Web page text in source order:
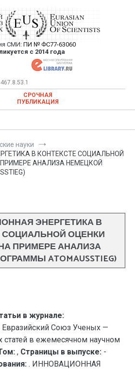
Союз Ученых —
научных статей в
научном журнале
СМИ: ПИ № ФС77-63060
с 2014 года
— публикация научных статей в
научном журнале
СРОЧНАЯ
ПУБЛИКАЦИЯ
науки
В КОНТЕКСТЕ СОЦИАЛЬНОЙ
АНАЛИЗА НЕМЕЦКОЙ
ЭНЕРГЕТИКА В
СОЦИАЛЬНОЙ ОЦЕНКИ
ПРИМЕРЕ АНАЛИЗА
ATOMAUSSTIEG)
в журнале:
Евразийский Союз Ученых —
статей в ежемесячном научном
, Страницы в выпуске: -
. ИННОВАЦИОННАЯ